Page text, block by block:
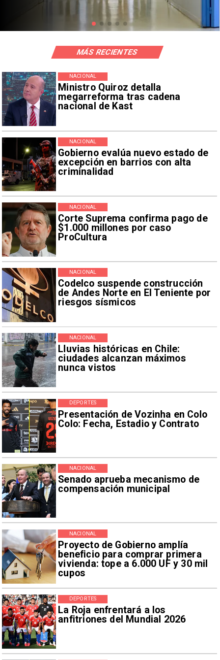
Ministro Quiroz detalla
megarreforma tras cadena
nacional de Kast
NACIONAL
Gobierno evalúa nuevo estado de
excepción en barrios con alta
criminalidad
NACIONAL
Corte Suprema confirma pago de
$1.000 millones por caso
ProCultura
NACIONAL
Codelco suspende construcción
de Andes Norte en El Teniente por
riesgos sísmicos
NACIONAL
Lluvias históricas en Chile:
ciudades alcanzan máximos
nunca vistos
NACIONAL
Presentación de Vozinha en Colo
Colo: Fecha, Estadio y Contrato
DEPORTES
Senado aprueba mecanismo de
compensación municipal
NACIONAL
Proyecto de Gobierno amplía
beneficio para comprar primera
vivienda: tope a 6.000 UF y 30 mil
cupos
NACIONAL
La Roja enfrentará a los
anfitriones del Mundial 2026
DEPORTES
MÁS RECIENTES